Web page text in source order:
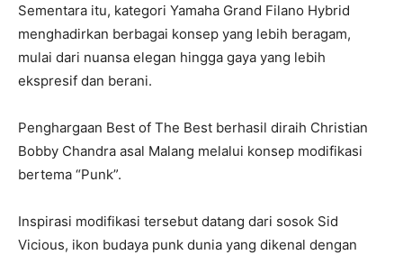
Sementara itu, kategori Yamaha Grand Filano Hybrid
menghadirkan berbagai konsep yang lebih beragam,
mulai dari nuansa elegan hingga gaya yang lebih
ekspresif dan berani.
Penghargaan Best of The Best berhasil diraih Christian
Bobby Chandra asal Malang melalui konsep modifikasi
bertema “Punk”.
Inspirasi modifikasi tersebut datang dari sosok Sid
Vicious, ikon budaya punk dunia yang dikenal dengan